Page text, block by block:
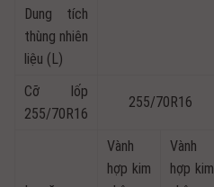
Dung tích
thùng nhiên
liệu (L)
Cỡ lốp
255/70R16
255/70R16
Vành
hợp kim
Vành
hợp kim